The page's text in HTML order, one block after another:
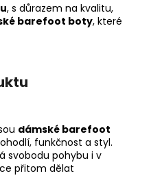
, s důrazem na kvalitu,
barefoot boty, které
dámské barefoot
funkčnost a styl.
svobodu pohybu i v
přitom dělat